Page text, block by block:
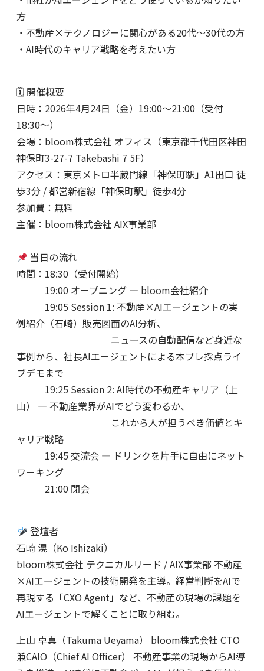
方
・不動産×テクノロジーに関心がある20代〜30代の方
・AI時代のキャリア戦略を考えたい方
🗓 開催概要
日時：2026年4月24日（金）19:00〜21:00（受付
18:30〜）
会場：bloom株式会社 オフィス（東京都千代田区神田
神保町3-27-7 Takebashi 7 5F）
アクセス：東京メトロ半蔵門線「神保町駅」A1出口 徒
歩3分 / 都営新宿線「神保町駅」徒歩4分
参加費：無料
主催：bloom株式会社 AIX事業部
当日の流れ
時間：18:30（受付開始）
19:00 オープニング — bloom会社紹介
19:05 Session 1: 不動産×AIエージェントの実
例紹介（石崎）販売図面のAI分析、
ニュースの自動配信など身近な
事例から、社長AIエージェントによる本プレ採点ライ
ブデモまで
19:25 Session 2: AI時代の不動産キャリア（上
山） — 不動産業界がAIでどう変わるか、
これから人が担うべき価値とキ
ャリア戦略
19:45 交流会 — ドリンクを片手に自由にネット
ワーキング
21:00 閉会
登壇者
石崎 滉（Ko Ishizaki）
bloom株式会社 テクニカルリード / AIX事業部 不動産
×AIエージェントの技術開発を主導。経営判断をAIで
再現する「CXO Agent」など、不動産の現場の課題を
AIエージェントで解くことに取り組む。
上山 卓真（Takuma Ueyama） bloom株式会社 CTO
兼CAIO（Chief AI Officer） 不動産事業の現場からAI導